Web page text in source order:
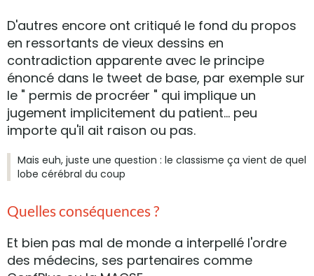
D'autres encore ont critiqué le fond du propos
en ressortants de vieux dessins en
contradiction apparente avec le principe
énoncé dans le tweet de base, par exemple sur
le " permis de procréer " qui implique un
jugement implicitement du patient... peu
importe qu'il ait raison ou pas.
Mais euh, juste une question : le classisme ça vient de quel
lobe cérébral du coup
Quelles conséquences ?
Et bien pas mal de monde a interpellé l'ordre
des médecins, ses partenaires comme